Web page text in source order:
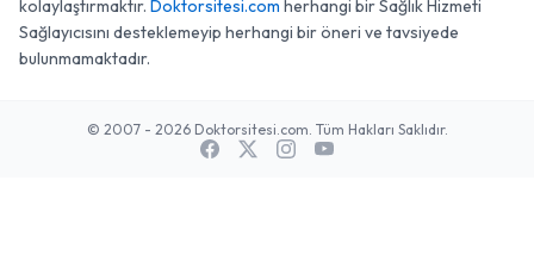
kolaylaştırmaktır. Doktorsitesi.com herhangi bir Sağlık Hizmeti
Sağlayıcısını desteklemeyip herhangi bir öneri ve tavsiyede
bulunmamaktadır.
© 2007 - 2026 Doktorsitesi.com. Tüm Hakları Saklıdır.